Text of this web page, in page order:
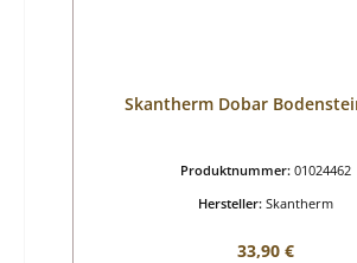
Skantherm Dobar
Produktnummer: 01024462
Hersteller: Skantherm
Regulärer Preis:
33,90 €